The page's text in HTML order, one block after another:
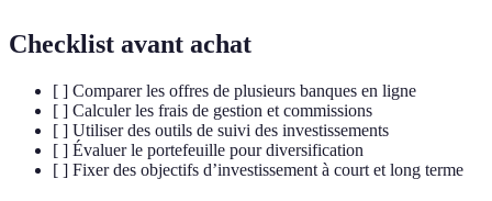
Checklist avant achat
[ ] Comparer les offres de plusieurs banques en ligne
[ ] Calculer les frais de gestion et commissions
[ ] Utiliser des outils de suivi des investissements
[ ] Évaluer le portefeuille pour diversification
[ ] Fixer des objectifs d’investissement à court et long terme